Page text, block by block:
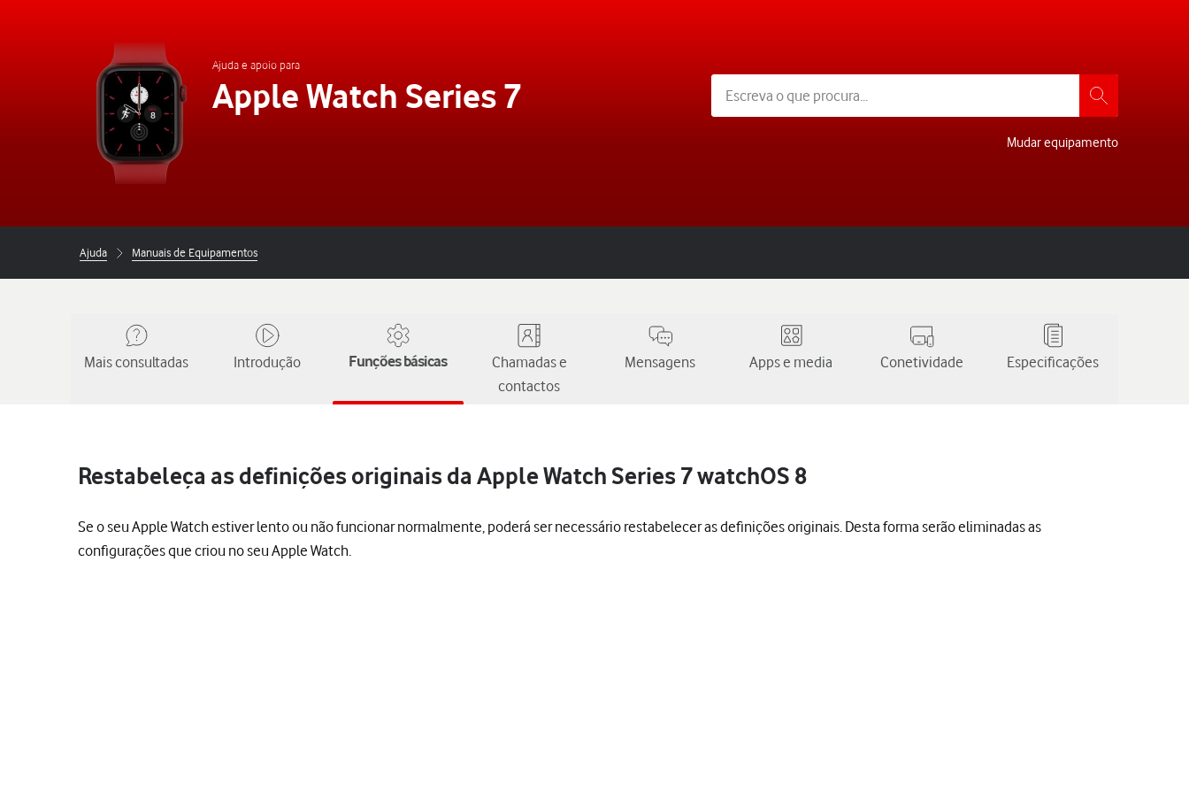
Ajuda e apoio para
Apple Watch Series 7
Mudar equipamento
Ajuda Manuais de Equipamentos
Mais consultadas Introdução Funções básicas
Chamadas e
contactos
Mensagens Apps e media Conetividade Especificações
Restabeleça as definições originais da Apple Watch Series 7 watchOS 8
Se o seu Apple Watch estiver lento ou não funcionar normalmente, poderá ser necessário restabelecer as definições originais. Desta forma serão eliminadas as
configurações que criou no seu Apple Watch.